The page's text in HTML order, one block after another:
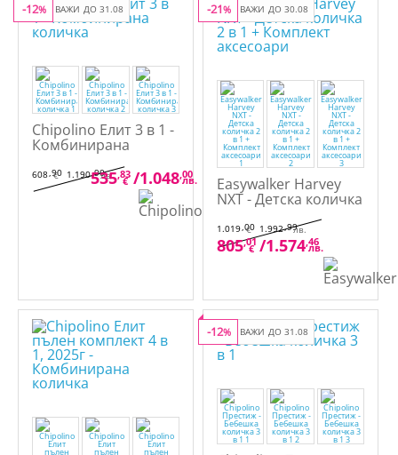
ВАЖИ ДО 31.08
-12%
Chipolino Елит 3 в 1 -
Комбинирана
608,90
€ 1.190,90лв.
535,83
€ /1.048,00
лв.
ВАЖИ ДО 30.08
-21%
Easywalker Harvey
NXT - Детска количка
2 в 1 + Комплект
аксесоари
1.019,00
€ 1.992,99лв.
805,01
€ /1.574,46
лв.
ВАЖИ ДО 31.08
-12%